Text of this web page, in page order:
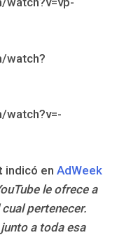
watch?
watch?v=-
indicó en AdWeek
le ofrece a
pertenecer.
a toda esa